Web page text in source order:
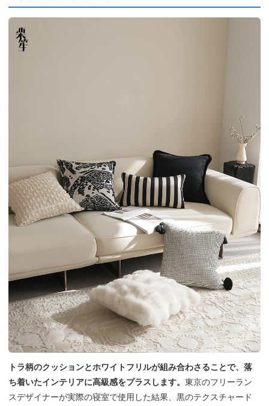
トラ柄のクッションとホワイトフリルが組み合わさることで、落
ち着いたインテリアに高級感をプラスします。東京のフリーラン
スデザイナーが実際の寝室で使用した結果、黒のテクスチャード